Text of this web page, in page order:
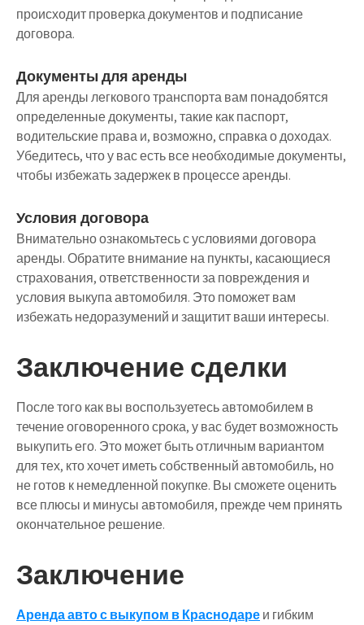
происходит проверка документов и подписание
договора.
Документы для аренды
Для аренды легкового транспорта вам понадобятся
определенные документы, такие как паспорт,
водительские права и, возможно, справка о доходах.
Убедитесь, что у вас есть все необходимые документы,
чтобы избежать задержек в процессе аренды.
Условия договора
Внимательно ознакомьтесь с условиями договора
аренды. Обратите внимание на пункты, касающиеся
страхования, ответственности за повреждения и
условия выкупа автомобиля. Это поможет вам
избежать недоразумений и защитит ваши интересы.
Заключение сделки
После того как вы воспользуетесь автомобилем в
течение оговоренного срока, у вас будет возможность
выкупить его. Это может быть отличным вариантом
для тех, кто хочет иметь собственный автомобиль, но
не готов к немедленной покупке. Вы сможете оценить
все плюсы и минусы автомобиля, прежде чем принять
окончательное решение.
Заключение
Аренда авто с выкупом в Краснодареи гибким